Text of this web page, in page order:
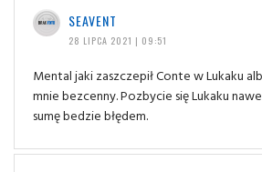
SEAVENT
28 LIPCA 2021 | 09:51
Mental jaki zaszczepił Conte w Lukaku
mnie bezcenny. Pozbycie się Lukaku
sumę bedzie błędem.